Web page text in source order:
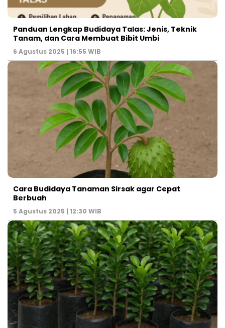
Panduan Lengkap Budidaya Talas: Jenis, Teknik
Tanam, dan Cara Membuat Bibit Umbi
6 Agustus 2025 | 16:55 WIB
Cara Budidaya Tanaman Sirsak agar Cepat
Berbuah
5 Agustus 2025 | 12:30 WIB